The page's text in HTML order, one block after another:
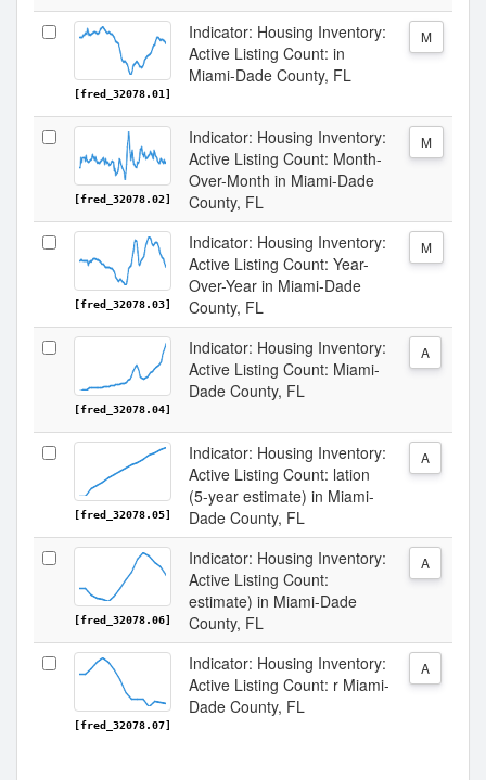
[fred_32078.01]
Indicator: Housing Inventory:
Active Listing Count: in
Miami-Dade County, FL
M
[fred_32078.02]
Indicator: Housing Inventory:
Active Listing Count: Month-
Over-Month in Miami-Dade
County, FL
M
[fred_32078.03]
Indicator: Housing Inventory:
Active Listing Count: Year-
Over-Year in Miami-Dade
County, FL
M
[fred_32078.04]
Indicator: Housing Inventory:
Active Listing Count: Miami-
Dade County, FL
A
[fred_32078.05]
Indicator: Housing Inventory:
Active Listing Count: lation
(5-year estimate) in Miami-
Dade County, FL
A
[fred_32078.06]
Indicator: Housing Inventory:
Active Listing Count:
estimate) in Miami-Dade
County, FL
A
[fred_32078.07]
Indicator: Housing Inventory:
Active Listing Count: r Miami-
Dade County, FL
A